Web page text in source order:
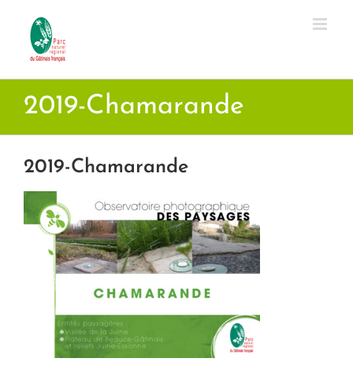
contenu
2019-Chamarande
2019-Chamarande